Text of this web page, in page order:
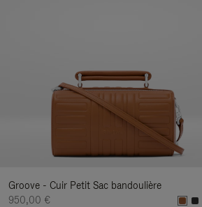
Groove - Cuir Petit Sac bandoulière
950,00 €